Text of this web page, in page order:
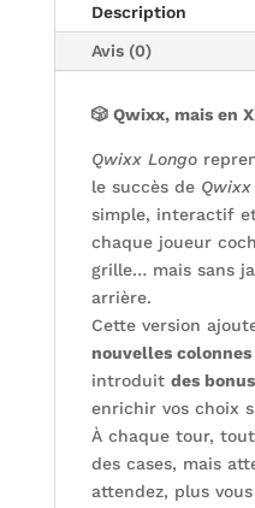
Description
Avis (0)
🎲 Qwixx, mais en
Qwixx Longo
le succès de Qwixx
simple, interactif
chaque joueur
grille… mais sans
arrière.
Cette version
nouvelles colonnes
introduit des
enrichir vos choix
À chaque tour,
des cases, mais
attendez, plus